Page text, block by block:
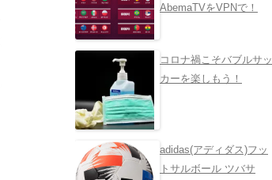
AbemaTVをVPNで！
コロナ禍こそバブルサッ
カーを楽しもう！
adidas(アディダス)フッ
トサルボール ツバサ